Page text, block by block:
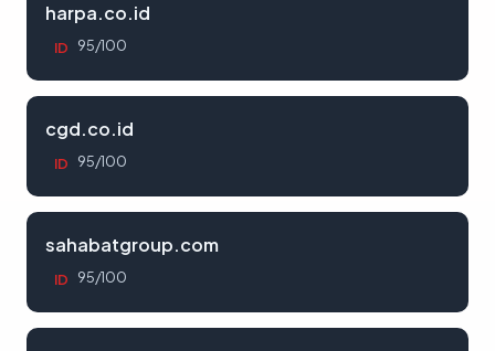
harpa.co.id
ID 95/100
cgd.co.id
ID 95/100
sahabatgroup.com
ID 95/100